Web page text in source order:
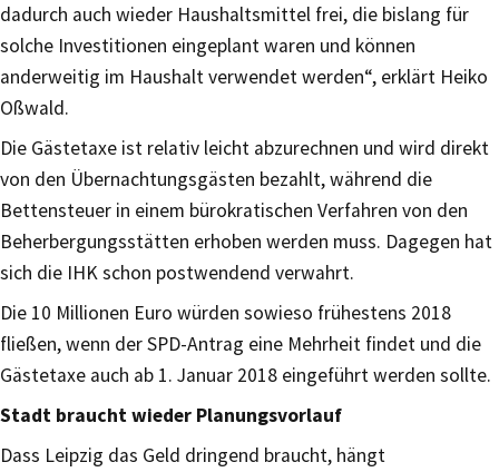
dadurch auch wieder Haushaltsmittel frei, die bislang für
solche Investitionen eingeplant waren und können
anderweitig im Haushalt verwendet werden“, erklärt Heiko
Oßwald.
Die Gästetaxe ist relativ leicht abzurechnen und wird direkt
von den Übernachtungsgästen bezahlt, während die
Bettensteuer in einem bürokratischen Verfahren von den
Beherbergungsstätten erhoben werden muss. Dagegen hat
sich die IHK schon postwendend verwahrt.
Die 10 Millionen Euro würden sowieso frühestens 2018
fließen, wenn der SPD-Antrag eine Mehrheit findet und die
Gästetaxe auch ab 1. Januar 2018 eingeführt werden sollte.
Stadt braucht wieder Planungsvorlauf
Dass Leipzig das Geld dringend braucht, hängt